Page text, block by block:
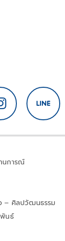
นการณ์
– ศิลปวัฒนธรรม
พันธ์